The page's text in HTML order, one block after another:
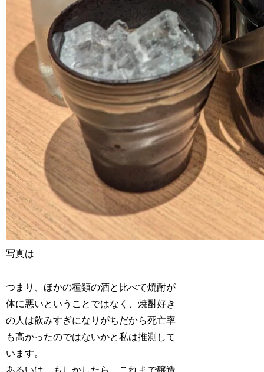
写真は
つまり、ほかの種類の酒と比べて焼酎が
体に悪いということではなく、焼酎好き
の人は飲みすぎになりがちだから死亡率
も高かったのではないかと私は推測して
います。
あるいは、もしかしたら、これまで醸造